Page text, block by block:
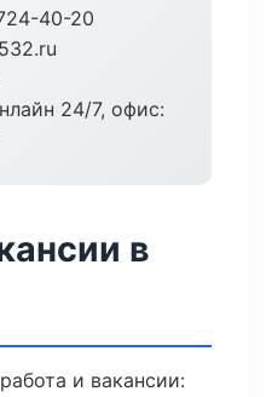
40-20
24/7, офис:
в
и вакансии: